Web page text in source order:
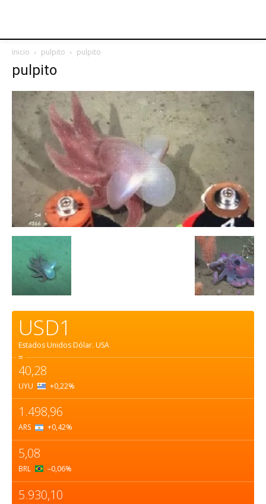
Inicio pulpito pulpito
pulpito
USD1
Estados Unidos Dólar. USA
=
40,28
UYU +0,22%
1.498,96
ARS +0,42%
5,08
BRL –0,06%
5.930,10